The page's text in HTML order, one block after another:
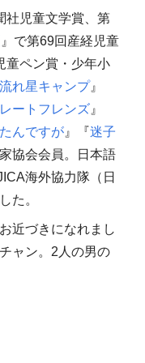
社児童文学賞、第
』で第69回産経児童
童ペン賞・少年小
流れ星キャンプ』
ートフレンズ』
んですが』『迷子
協会会員。日本語
海外協力隊（日
た。
近づきになれまし
ャン。2人の男の